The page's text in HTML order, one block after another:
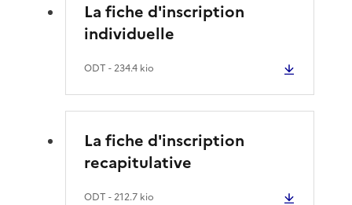
La fiche d'inscription
individuelle
ODT - 234.4 kio
La fiche d'inscription
recapitulative
ODT - 212.7 kio